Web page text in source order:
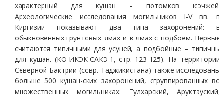
характерный для кушан – потомков
Археологические исследования могильников I-V вв.
Киргизии показывают два типа захоронений:
обыкновенных грунтовых ямах и в ямах с подбоем.
считаются типичными для усуней, а подбойные –
для кушан. (КО-ИКЭК-САКЭ-1, стр. 123-125). На
Северной Бактрии (совр. Таджикистана) также
больше 500 кушан-ских захоронений, сгруппированных
множественных могильниках: Тулхарский,